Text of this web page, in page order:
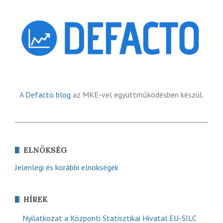
A Defacto blog az MKE-vel együttműködésben készül.
ELNÖKSÉG
Jelenlegi és korábbi elnökségek
HÍREK
Nyilatkozat a Központi Statisztikai Hivatal EU-SILC